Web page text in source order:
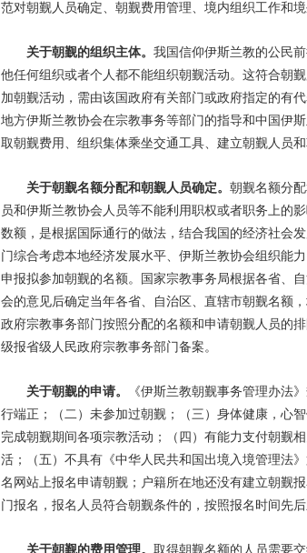
范对朝觐人员确定、朝觐费用管理、境内组织工作和
关于朝觐的组织主体。 我国信仰伊斯兰教的公民
他任何组织或者个人都不能组织朝觐活动。这符合朝
加朝觐活动，需由该国政府有关部门或政府指定的有
地方伊斯兰教协会在宗教事务等部门的指导和中国伊
取朝觐费用、组织集体乘坐交通工具、建立朝觐人员
关于朝觐名额分配和朝觐人员确定。 朝觐名额分
员和伊斯兰教协会人员等不能利用职权或者职务上的
数额，是根据国际通行的做法，结合我国的经济社会
门综合考虑本地经济发展水平、伊斯兰教协会组织能
申报拟参加朝觐的名额。国家宗教事务局根据各省、
会的意见后确定当年各省、自治区、直辖市朝觐名额
政府宗教事务部门按照分配的名额和申请朝觐人员的
级报省级人民政府宗教事务部门备案。
关于朝觐的申请。
《伊斯兰教朝觐事务管理办法
行端正；（二）未参加过朝觐；（三）身体健康，心
完成朝觐期间各项宗教活动；（四）有能力支付朝觐
活；（五）不具有《中华人民共和国出境入境管理法
名网站上报名申请朝觐；户籍所在地还没有建立朝觐
门报名，报名人员符合朝觐条件的，按照报名时间先后
关于朝觐的费用管理。 取得朝觐名额的人员需要